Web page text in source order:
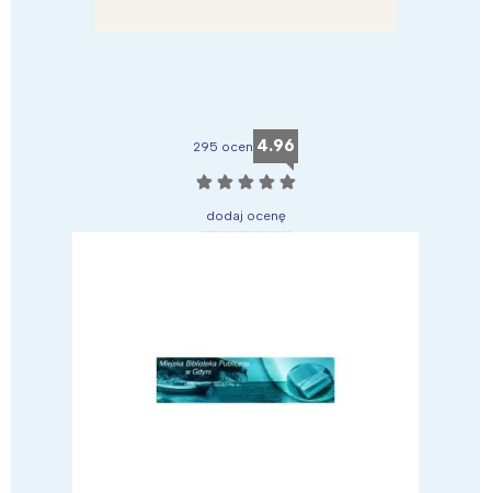
295 ocen 4.96
☆ ☆ ☆ ☆ ☆
dodaj ocenę